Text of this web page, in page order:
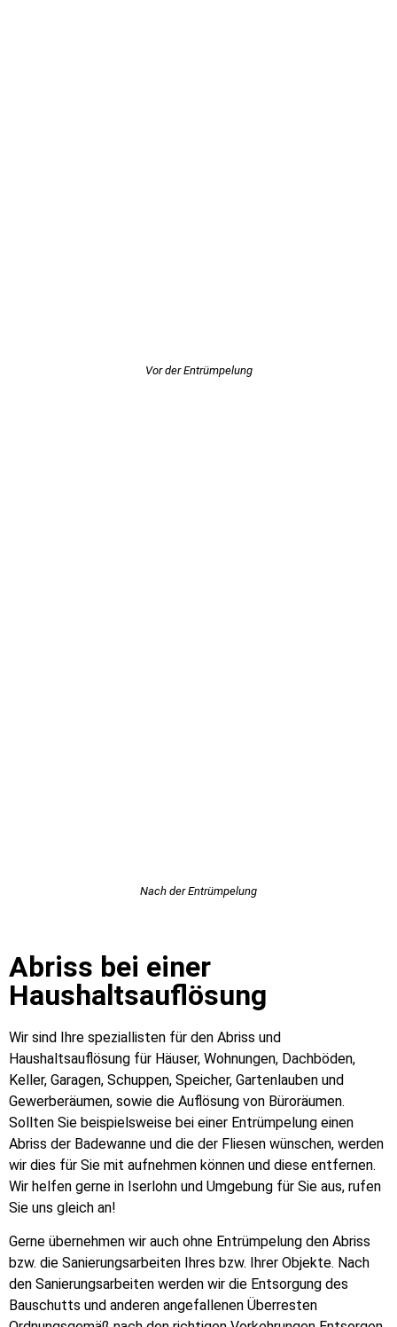
Vor der Entrümpelung
Nach der Entrümpelung
Abriss bei einer
Haushaltsauflösung
Wir sind Ihre speziallisten für den Abriss und
Haushaltsauflösung für Häuser, Wohnungen, Dachböden,
Keller, Garagen, Schuppen, Speicher, Gartenlauben und
Gewerberäumen, sowie die Auflösung von Büroräumen.
Sollten Sie beispielsweise bei einer Entrümpelung einen
Abriss der Badewanne und die der Fliesen wünschen, werden
wir dies für Sie mit aufnehmen können und diese entfernen.
Wir helfen gerne in Iserlohn und Umgebung für Sie aus, rufen
Sie uns gleich an!
Gerne übernehmen wir auch ohne Entrümpelung den Abriss
bzw. die Sanierungsarbeiten Ihres bzw. Ihrer Objekte. Nach
den Sanierungsarbeiten werden wir die Entsorgung des
Bauschutts und anderen angefallenen Überresten